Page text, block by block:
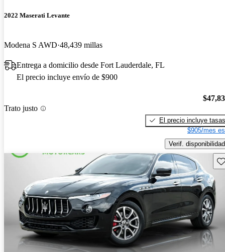
2022 Maserati Levante
Modena S AWD 48,439 millas
Entrega a domicilio desde Fort Lauderdale, FL
El precio incluye envío de $900
Trato justo
El precio incluye tasas
$905/mes
Verif. disponibilidad